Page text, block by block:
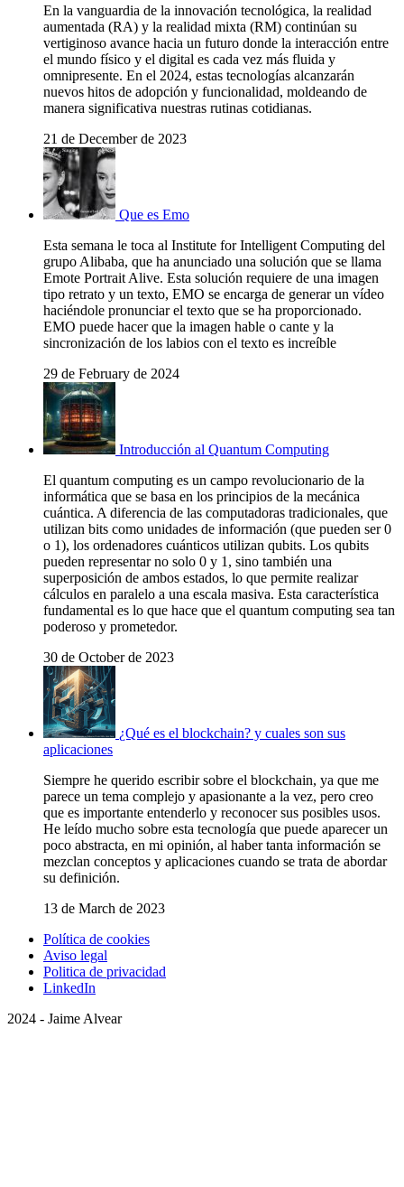
En la vanguardia de la innovación tecnológica, la realidad
aumentada (RA) y la realidad mixta (RM) continúan su
vertiginoso avance hacia un futuro donde la interacción entre
el mundo físico y el digital es cada vez más fluida y
omnipresente. En el 2024, estas tecnologías alcanzarán
nuevos hitos de adopción y funcionalidad, moldeando de
manera significativa nuestras rutinas cotidianas.
21 de December de 2023
Que es Emo
Esta semana le toca al Institute for Intelligent Computing del
grupo Alibaba, que ha anunciado una solución que se llama
Emote Portrait Alive. Esta solución requiere de una imagen
tipo retrato y un texto, EMO se encarga de generar un vídeo
haciéndole pronunciar el texto que se ha proporcionado.
EMO puede hacer que la imagen hable o cante y la
sincronización de los labios con el texto es increíble
29 de February de 2024
Introducción al Quantum Computing
El quantum computing es un campo revolucionario de la
informática que se basa en los principios de la mecánica
cuántica. A diferencia de las computadoras tradicionales, que
utilizan bits como unidades de información (que pueden ser 0
o 1), los ordenadores cuánticos utilizan qubits. Los qubits
pueden representar no solo 0 y 1, sino también una
superposición de ambos estados, lo que permite realizar
cálculos en paralelo a una escala masiva. Esta característica
fundamental es lo que hace que el quantum computing sea tan
poderoso y prometedor.
30 de October de 2023
¿Qué es el blockchain? y cuales son sus
aplicaciones
Siempre he querido escribir sobre el blockchain, ya que me
parece un tema complejo y apasionante a la vez, pero creo
que es importante entenderlo y reconocer sus posibles usos.
He leído mucho sobre esta tecnología que puede aparecer un
poco abstracta, en mi opinión, al haber tanta información se
mezclan conceptos y aplicaciones cuando se trata de abordar
su definición.
13 de March de 2023
Política de cookies
Aviso legal
Politica de privacidad
LinkedIn
2024 - Jaime Alvear